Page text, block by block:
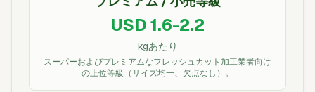
USD 1.6-2.2
kgあたり
スーパーおよびプレミアムなフレッシュカット加工業者向け
の上位等級（サイズ均一、欠点なし）。